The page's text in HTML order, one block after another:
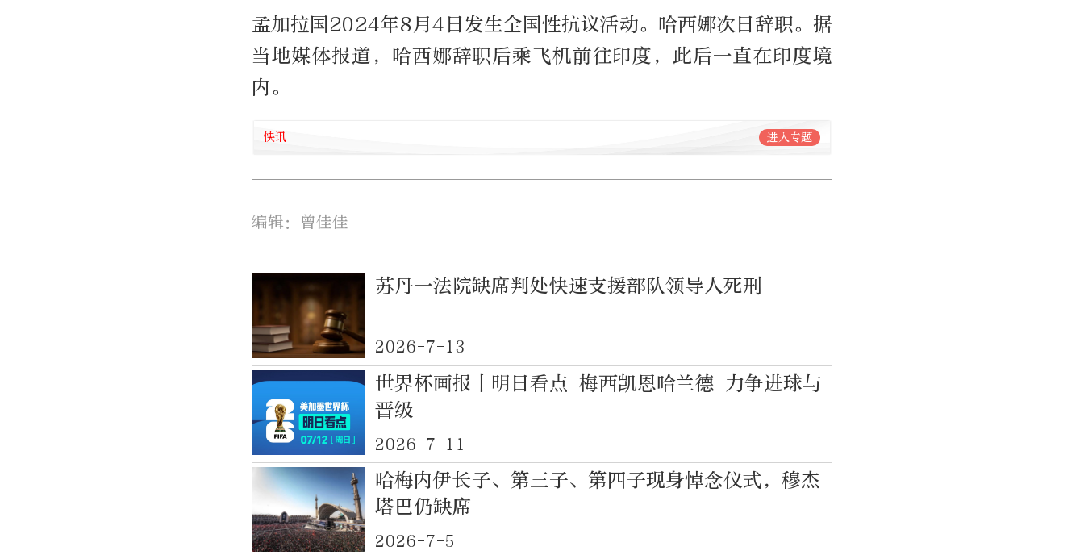
孟加拉国2024年8月4日发生全国性抗议活动。哈西娜次日辞职。据
当地媒体报道，哈西娜辞职后乘飞机前往印度，此后一直在印度境
内。
快讯 进入专题
编辑：曾佳佳
苏丹一法院缺席判处快速支援部队领导人死刑
2026-7-13
世界杯画报丨明日看点 梅西凯恩哈兰德 力争进球与
晋级
2026-7-11
哈梅内伊长子、第三子、第四子现身悼念仪式，穆杰
塔巴仍缺席
2026-7-5